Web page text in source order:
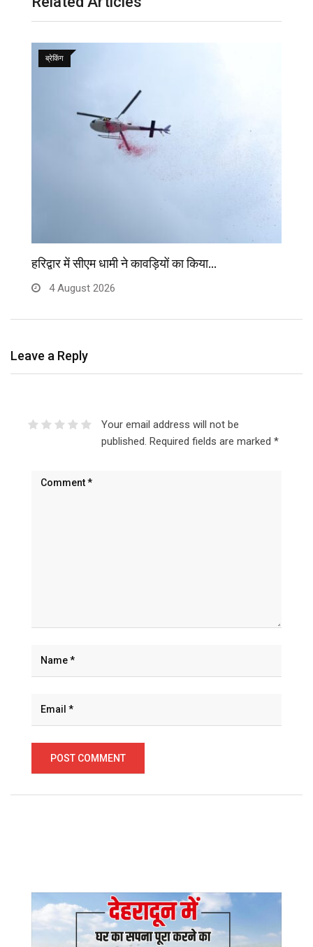
ब्रेकिंग
हरिद्वार में सीएम धामी ने कावड़ियों का किया…
4 August 2026
Leave a Reply
Your email address will not be
published. Required fields are marked *